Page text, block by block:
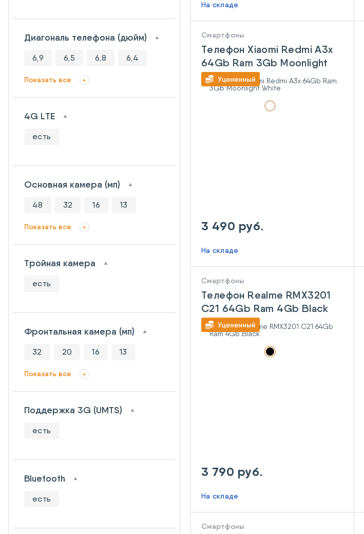
Диагональ телефона (дюйм)
6,9 6,5 6,8 6,4
Показать все
4G LTE
есть
Основная камера (мп)
48 32 16 13
Показать все
Тройная камера
есть
Фронтальная камера (мп)
32 20 16 13
Показать все
Поддержка 3G (UMTS)
есть
Bluetooth
есть
На складе
Смартфоны
Телефон Xiaomi Redmi A3x
64Gb Ram 3Gb Moonlight
White
3 490 руб.
На складе
Смартфоны
Телефон Realme RMX3201
C21 64Gb Ram 4Gb Black
3 790 руб.
На складе
Смартфоны